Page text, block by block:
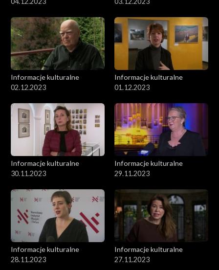
Informacje kulturalne
02.12.2023
Informacje kulturalne
01.12.2023
Informacje kulturalne
30.11.2023
Informacje kulturalne
29.11.2023
Informacje kulturalne
28.11.2023
Informacje kulturalne
27.11.2023